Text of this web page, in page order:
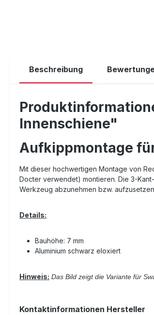
Beschreibung
Innenschiene"
Aufkippmontage
Mit dieser hochwertigen Montage von
Docter verwendet) montieren. Die 3-
Werkzeug abzunehmen bzw.
Details:
Bauhöhe: 7 mm
Aluminium schwarz eloxiert
Hinweis: Das Bild zeigt die Variante für
Kontaktinformationen Hersteller